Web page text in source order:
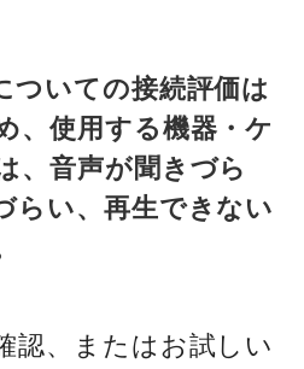
ついての接続評価は
、使用する機器・ケ
、音声が聞きづら
らい、再生できない
認、またはお試しい